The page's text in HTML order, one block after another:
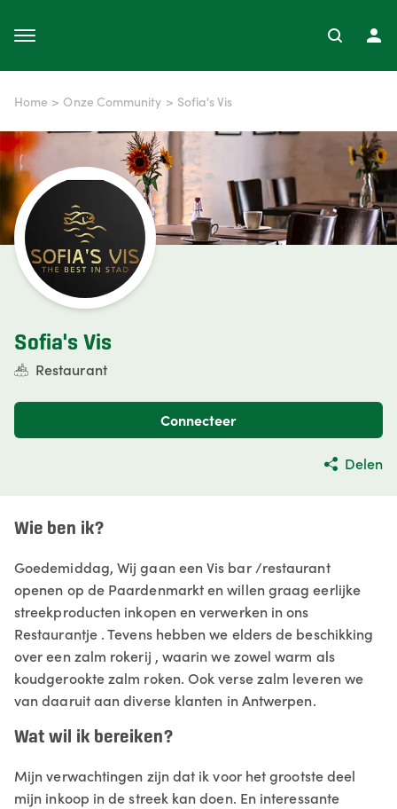
Home > Onze Community > Sofia's Vis
Sofia's Vis
Restaurant
Connecteer
Delen
Wie ben ik?
Goedemiddag, Wij gaan een Vis bar /restaurant
openen op de Paardenmarkt en willen graag eerlijke
streekproducten inkopen en verwerken in ons
Restaurantje . Tevens hebben we elders de beschikking
over een zalm rokerij , waarin we zowel warm als
koudgerookte zalm roken. Ook verse zalm leveren we
van daaruit aan diverse klanten in Antwerpen.
Wat wil ik bereiken?
Mijn verwachtingen zijn dat ik voor het grootste deel
mijn inkoop in de streek kan doen. En interessante